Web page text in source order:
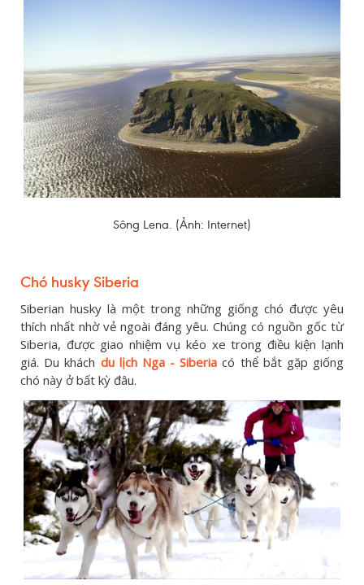
Sông Lena. (Ảnh: Internet)
Chó husky Siberia
Siberian husky là một trong những giống chó được yêu
thích nhất nhờ vẻ ngoài đáng yêu. Chúng có nguồn gốc từ
Siberia, được giao nhiệm vụ kéo xe trong điều kiện lạnh
giá. Du khách du lịch Nga -Siberia có thể bắt gặp giống
chó này ở bất kỳ đâu.